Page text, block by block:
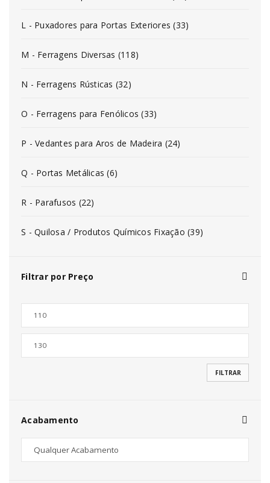
L - Puxadores para Portas Exteriores (33)
M - Ferragens Diversas (118)
N - Ferragens Rústicas (32)
O - Ferragens para Fenólicos (33)
P - Vedantes para Aros de Madeira (24)
Q - Portas Metálicas (6)
R - Parafusos (22)
S - Quilosa / Produtos Químicos Fixação (39)
Filtrar por Preço
FILTRAR
Acabamento